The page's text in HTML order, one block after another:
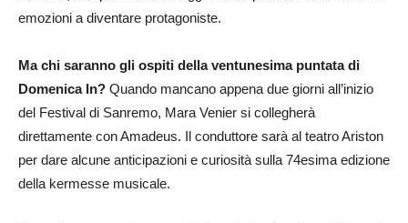
emozioni a diventare protagoniste.
Ma chi saranno gli ospiti della ventunesima puntata di
Domenica In? Quando mancano appena due giorni all’inizio
del Festival di Sanremo, Mara Venier si collegherà
direttamente con Amadeus. Il conduttore sarà al teatro Ariston
per dare alcune anticipazioni e curiosità sulla 74esima edizione
della kermesse musicale.